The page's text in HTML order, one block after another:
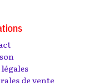
de vente